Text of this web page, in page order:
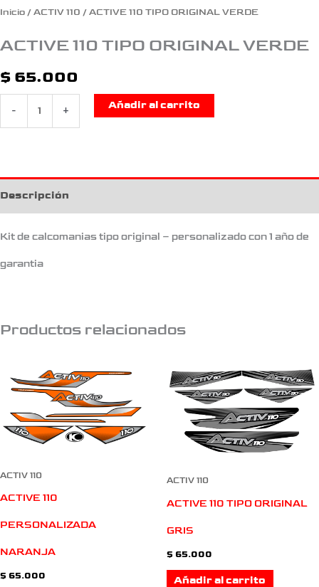
Inicio / ACTIV 110 / ACTIVE 110 TIPO ORIGINAL VERDE
ACTIVE 110 TIPO ORIGINAL VERDE
$ 65.000
- +
Añadir al carrito
Descripción
Kit de calcomanias tipo original – personalizado con 1 año de
garantia
Productos relacionados
ACTIV 110
ACTIVE 110
PERSONALIZADA
NARANJA
$ 65.000
ACTIV 110
ACTIVE 110 TIPO ORIGINAL
GRIS
$ 65.000
Añadir al carrito